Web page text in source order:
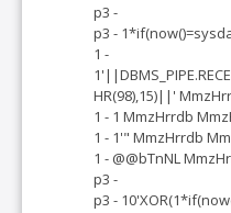
p3 -
p3 -
1 -
HR(98),15)||'
1 - 1 MmzHrrdb
1 - 1'" MmzHrrdb
1 - @@bTnNL
p3 -
p3 -